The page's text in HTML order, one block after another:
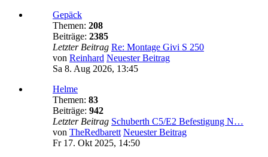
Gepäck
Themen: 208
Beiträge: 2385
Letzter Beitrag Re: Montage Givi S 250
von Reinhard Neuester Beitrag
Sa 8. Aug 2026, 13:45
Helme
Themen: 83
Beiträge: 942
Letzter Beitrag Schuberth C5/E2 Befestigung N…
von TheRedbarett Neuester Beitrag
Fr 17. Okt 2025, 14:50